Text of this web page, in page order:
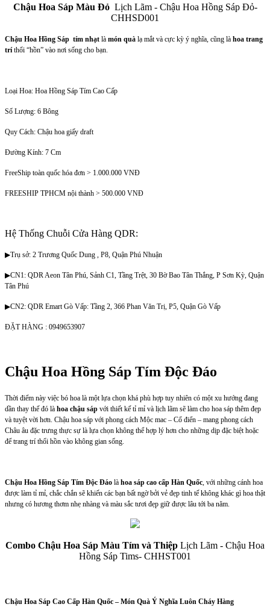
Chậu Hoa Sáp Màu Đỏ Lịch Lãm - Chậu Hoa Hồng Sáp Đỏ-
CHHSD001
Chậu Hoa Hồng Sáp tím nhạt là món quà lạ mắt và cực kỳ ý nghĩa, cũng là hoa trang
tríthổi “hồn” vào nơi sống cho bạn.
Loại Hoa: Hoa Hồng Sáp Tím Cao Cấp
Số Lượng: 6 Bông
Quy Cách: Chậu hoa giấy draft
Đường Kính: 7 Cm
FreeShip toàn quốc hóa đơn > 1.000.000 VNĐ
FREESHIP TPHCM nội thành > 500.000 VNĐ
Hệ Thống Chuỗi Cửa Hàng QDR:
▶Trụ sở: 2 Trương Quốc Dung , P8, Quận Phú Nhuận
▶CN1: QDR Aeon Tân Phú, Sảnh C1, Tầng Trệt, 30 Bờ Bao Tân Thắng, P Sơn Kỳ, Quận
Tân Phú
▶CN2: QDR Emart Gò Vấp: Tầng 2, 366 Phan Văn Trị, P5, Quận Gò Vấp
ĐẶT HÀNG : 0949653907
Chậu Hoa Hồng Sáp Tím Độc Đáo
Thời điểm này việc bó hoa là một lựa chọn khá phù hợp tuy nhiên có một xu hướng đang
dần thay thế đó là hoa chậu sáp với thiết kế tỉ mỉ và lịch lãm sẽ làm cho hoa sáp thêm đẹp
và tuyệt vời hơn. Chậu hoa sáp với phong cách Mộc mac – Cổ điển – mang phong cách
Châu âu đặc trưng thực sự là lựa chọn không thể hợp lý hơn cho những dịp đặc biệt hoặc
để trang trí thổi hồn vào không gian sống.
Chậu Hoa Hồng Sáp Tím Độc Đáo là hoa sáp cao cấp Hàn Quốc, với những cánh hoa
được làm tỉ mỉ, chắc chắn sẽ khiến các bạn bất ngờ bởi vẻ đẹp tinh tế không khác gì hoa thật
nhưng có hương thơm nhẹ nhàng và màu sắc tươi đẹp giữ được lâu tới ba năm.
Combo Chậu Hoa Sáp Màu Tím và Thiệp Lịch Lãm - Chậu Hoa
Hồng Sáp Tims- CHHST001
Chậu Hoa Sáp Cao Cấp Hàn Quốc – Món Quà Ý Nghĩa Luôn Cháy Hàng